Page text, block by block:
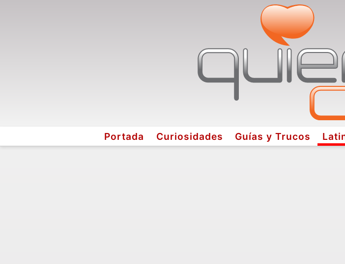
Portada Curiosidades Guías y Trucos